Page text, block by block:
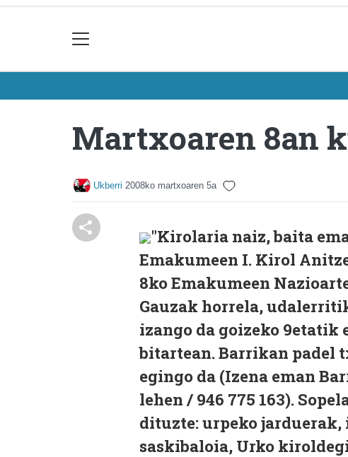
Martxoaren 8an
Ukberri 2008ko martxoaren 5a
"Kirolaria naiz, baita
Emakumeen I. Kirol
8ko Emakumeen
Gauzak horrela,
izango da goizeko 9etatik
bitartean. Barrikan padel
egingo da (Izena eman
lehen / 946 775 163).
dituzte: urpeko
saskibaloia, Urko